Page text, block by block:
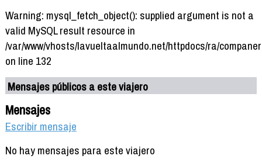
Warning: mysql_fetch_object(): supplied argument is not a
valid MySQL result resource in
/var/www/vhosts/lavueltaalmundo.net/httpdocs/ra/
on line 132
Mensajes públicos a este viajero
Mensajes
Escribir mensaje
No hay mensajes para este viajero